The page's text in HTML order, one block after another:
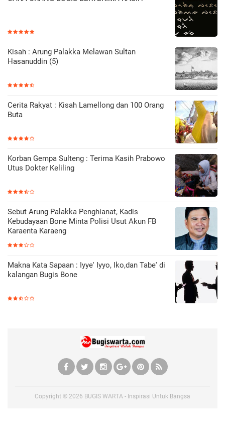
Kisah : Arung Palakka Melawan Sultan
Hasanuddin (5)
Cerita Rakyat : Kisah Lamellong dan 100 Orang
Buta
Korban Gempa Sulteng : Terima Kasih Prabowo
Utus Dokter Keliling
Sebut Arung Palakka Penghianat, Kadis
Kebudayaan Bone Minta Polisi Usut Akun FB
Karaenta Karaeng
Makna Kata Sapaan : Iyye' Iyyo, Iko,dan Tabe' di
kalangan Bugis Bone
Copyright © 2026 BUGIS WARTA - Inspirasi Untuk Bangsa